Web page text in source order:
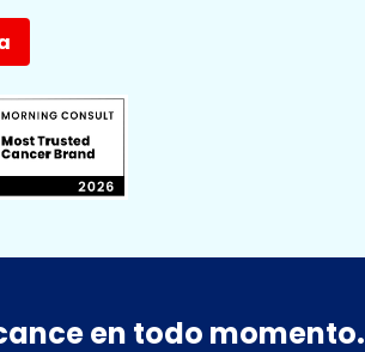
en todo momento.